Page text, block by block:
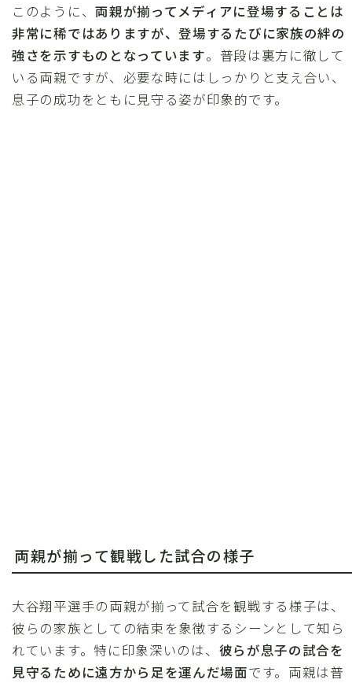
このように、両親が揃ってメディアに登場することは
非常に稀ではありますが、登場するたびに家族の絆の
強さを示すものとなっています。普段は裏方に徹して
いる両親ですが、必要な時にはしっかりと支え合い、
息子の成功をともに見守る姿が印象的です。
両親が揃って観戦した試合の様子
大谷翔平選手の両親が揃って試合を観戦する様子は、
彼らの家族としての結束を象徴するシーンとして知ら
れています。特に印象深いのは、 彼らが息子の試合を
見守るために遠方から足を運んだ場面です。両親は普